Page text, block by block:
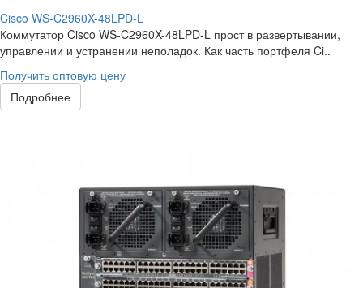
Cisco WS-C2960X-48LPD-L
Коммутатор Cisco WS-C2960X-48LPD-L прост в развертывании,
управлении и устранении неполадок. Как часть портфеля Ci..
Получить оптовую цену
Подробнее